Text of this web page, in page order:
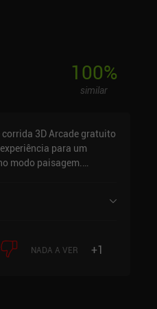
100%
similar
3D Arcade gratuito
para um
modo paisagem.
NADA A VER +1